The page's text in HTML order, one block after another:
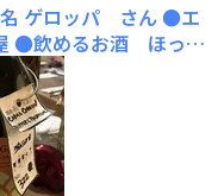
ゲロッパ さん ●エ
●飲めるお酒 ほっ
すめポイント 今夜
お店です。チルグリー
した。 ●店舗のWeb